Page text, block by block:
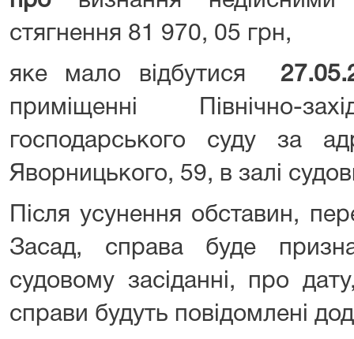
стягнення 81 970, 05 грн,
яке мало відбутися
приміщенні Північно-
господарського суду за
Яворницького, 59, в залі
Після усунення обставин,
Засад, справа буде
судовому засіданні, про
справи будуть повідомлені